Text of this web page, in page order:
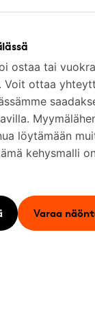
ostaa tai
Voit ottaa
löytämään
kehysmalli
Varaa